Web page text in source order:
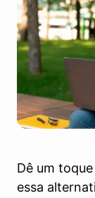
Dê um
essa